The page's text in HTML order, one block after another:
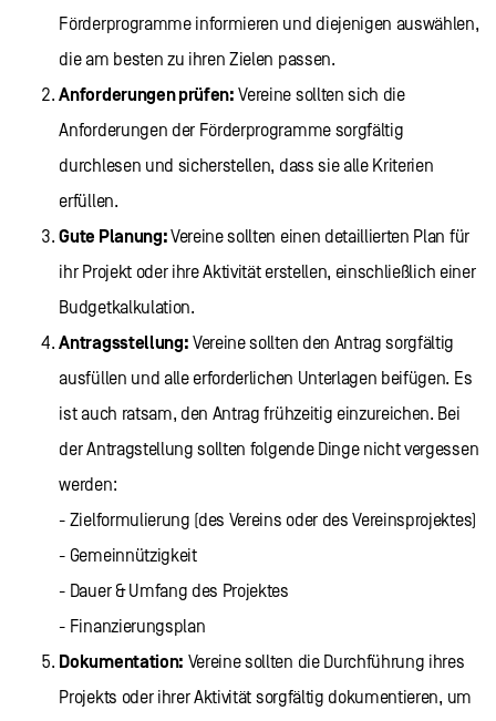
Förderprogramme informieren und diejenigen auswählen,
die am besten zu ihren Zielen passen.
Anforderungen prüfen: Vereine sollten sich die
Anforderungen der Förderprogramme sorgfältig
durchlesen und sicherstellen, dass sie alle Kriterien
erfüllen.
Gute Planung:Vereine sollten einen detaillierten Plan für
ihr Projekt oder ihre Aktivität erstellen, einschließlich einer
Budgetkalkulation.
Antragsstellung: Vereine sollten den Antrag sorgfältig
ausfüllen und alle erforderlichen Unterlagen beifügen. Es
ist auch ratsam, den Antrag frühzeitig einzureichen. Bei
der Antragstellung sollten folgende Dinge nicht vergessen
werden:
- Zielformulierung (des Vereins oder des Vereinsprojektes)
- Gemeinnützigkeit
- Dauer & Umfang des Projektes
- Finanzierungsplan
Dokumentation: Vereine sollten die Durchführung ihres
Projekts oder ihrer Aktivität sorgfältig dokumentieren, um